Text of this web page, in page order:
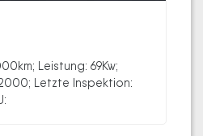
Leistung: 69Kw;
Letzte Inspektion: